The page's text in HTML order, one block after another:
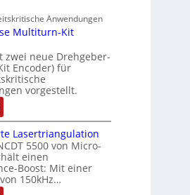
g
Anwendungen
Multiturn-Kit
zwei neue Drehgeber-
Encoder) für
vorgestellt.
Lasertriangulation
5500 von Micro-
einen
Boost: Mit einer
150kHz…